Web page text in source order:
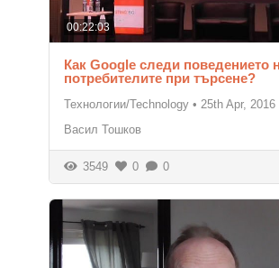
00:22:03
Как Google следи поведението
потребителите при търсене?
Технологии/Technology • 25th Apr, 2016
Васил Тошков
3549 0 0